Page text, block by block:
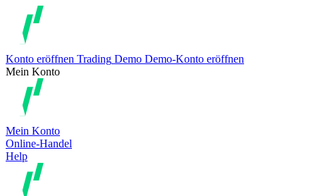
Konto eröffnen Trading Demo Demo-Konto eröffnen
Mein Konto
Mein Konto
Online-Handel
Help